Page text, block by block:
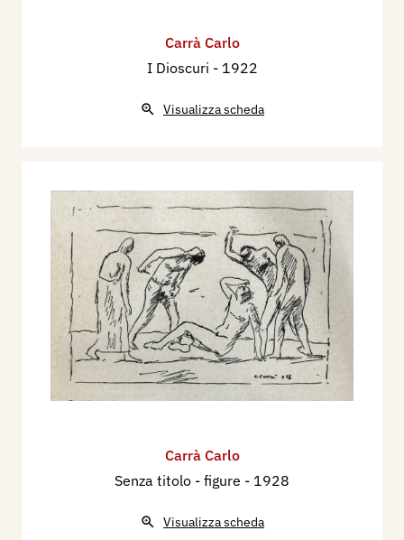
Carrà Carlo
I Dioscuri - 1922
Visualizza scheda
Carrà Carlo
Senza titolo - figure - 1928
Visualizza scheda